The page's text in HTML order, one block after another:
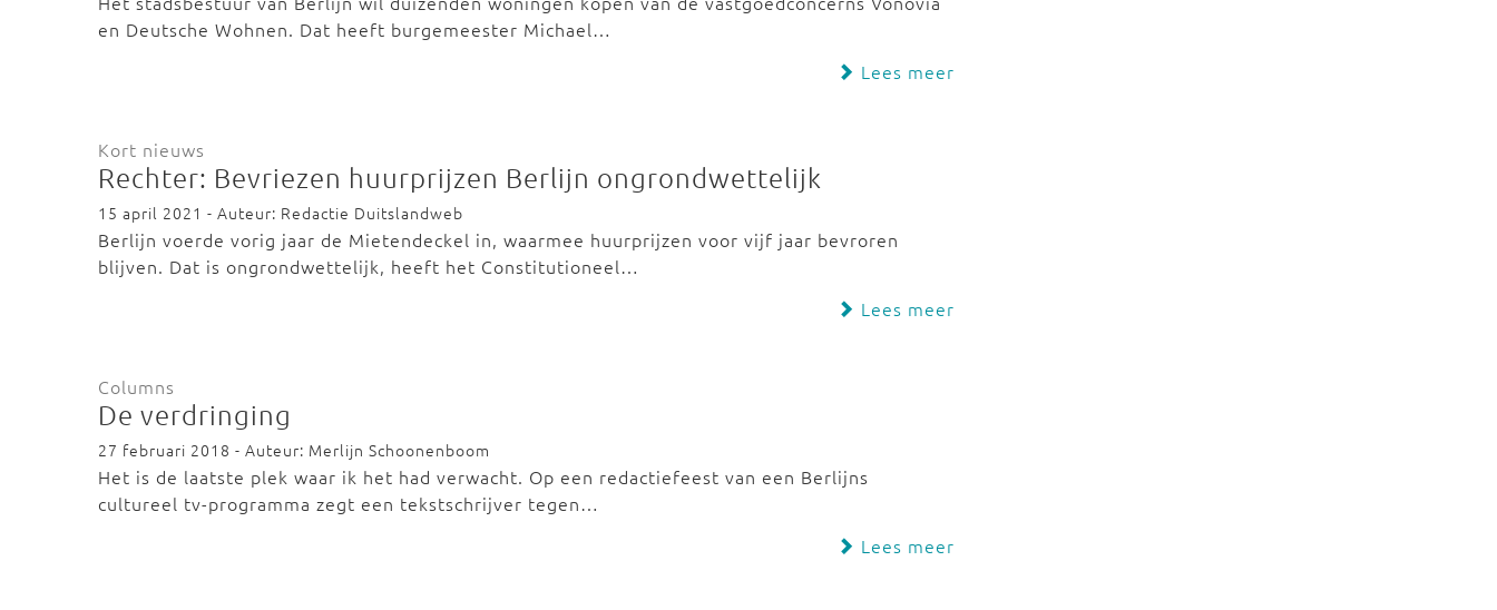
en Deutsche Wohnen. Dat heeft burgemeester Michael…
Lees meer
Kort nieuws
Rechter: Bevriezen huurprijzen Berlijn ongrondwettelijk
15 april 2021 - Auteur: Redactie Duitslandweb
Berlijn voerde vorig jaar de Mietendeckel in, waarmee huurprijzen voor vijf jaar bevroren
blijven. Dat is ongrondwettelijk, heeft het Constitutioneel…
Lees meer
Columns
De verdringing
27 februari 2018 - Auteur: Merlijn Schoonenboom
Het is de laatste plek waar ik het had verwacht. Op een redactiefeest van een Berlijns
cultureel tv-programma zegt een tekstschrijver tegen…
Lees meer